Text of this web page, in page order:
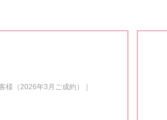
様（2026年3月ご成約）